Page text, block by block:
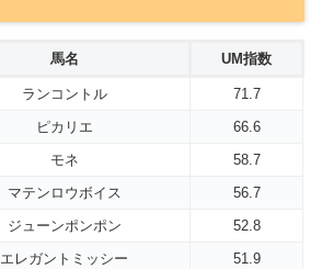
馬名 UM指数
ランコントル
71.7
ピカリエ
66.6
モネ
58.7
マテンロウボイス
56.7
ジューンポンポン
52.8
エレガントミッシー
51.9